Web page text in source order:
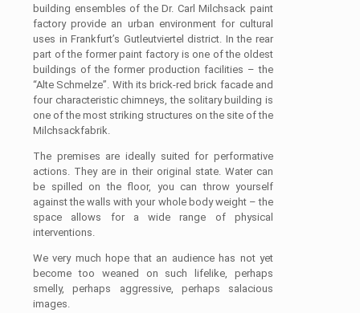
building ensembles of the Dr. Carl Milchsack paint
factory provide an urban environment for cultural
uses in Frankfurt’s Gutleutviertel district. In the rear
part of the former paint factory is one of the oldest
buildings of the former production facilities – the
“Alte Schmelze”. With its brick-red brick facade and
four characteristic chimneys, the solitary building is
one of the most striking structures on the site of the
Milchsackfabrik.
The premises are ideally suited for performative
actions. They are in their original state. Water can
be spilled on the floor, you can throw yourself
against the walls with your whole body weight – the
space allows for a wide range of physical
interventions.
We very much hope that an audience has not yet
become too weaned on such lifelike, perhaps
smelly, perhaps aggressive, perhaps salacious
images.